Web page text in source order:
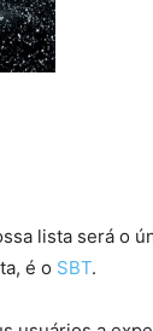
lista será o
é o SBT.